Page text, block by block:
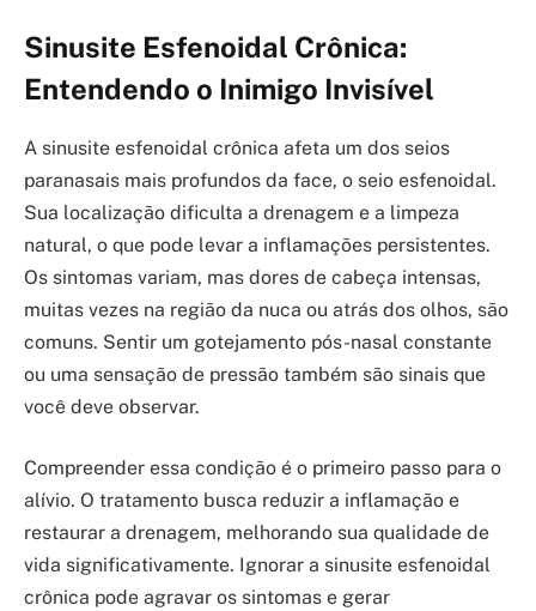
Sinusite Esfenoidal Crônica:
Entendendo o Inimigo Invisível
A sinusite esfenoidal crônica afeta um dos seios
paranasais mais profundos da face, o seio esfenoidal.
Sua localização dificulta a drenagem e a limpeza
natural, o que pode levar a inflamações persistentes.
Os sintomas variam, mas dores de cabeça intensas,
muitas vezes na região da nuca ou atrás dos olhos, são
comuns. Sentir um gotejamento pós-nasal constante
ou uma sensação de pressão também são sinais que
você deve observar.
Compreender essa condição é o primeiro passo para o
alívio. O tratamento busca reduzir a inflamação e
restaurar a drenagem, melhorando sua qualidade de
vida significativamente. Ignorar a sinusite esfenoidal
crônica pode agravar os sintomas e gerar